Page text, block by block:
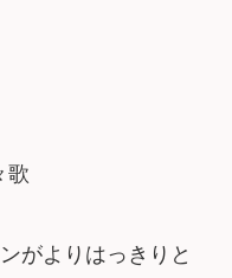
がよりはっきりと